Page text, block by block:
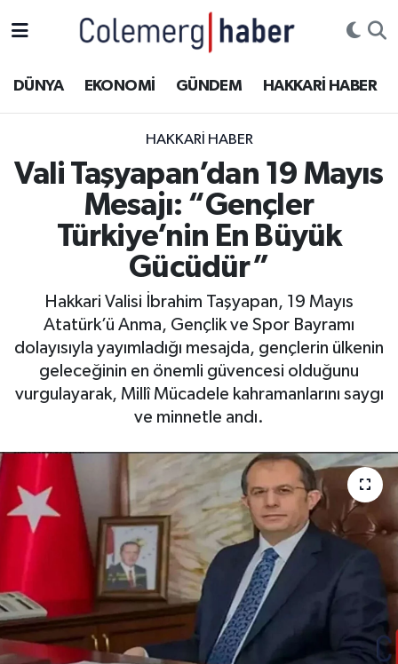
DÜNYA EKONOMİ GÜNDEM HAKKARİ HABER
HAKKARI HABER
Vali Taşyapan’dan 19 Mayıs
Mesajı: “Gençler
Türkiye’nin En Büyük
Gücüdür”
Hakkari Valisi İbrahim Taşyapan, 19 Mayıs
Atatürk’ü Anma, Gençlik ve Spor Bayramı
dolayısıyla yayımladığı mesajda, gençlerin ülkenin
geleceğinin en önemli güvencesi olduğunu
vurgulayarak, Millî Mücadele kahramanlarını saygı
ve minnetle andı.
ASAYİŞ
ÇOCUK
DOĞA
DÜNYA
EĞİTİM
EKONOMİ
GÜNDEM
İLGİNÇ HABERLER
KADIN
KÜLTÜR SANAT
MAGAZİN
MAKALE
Hakkâri Hava Durumu
Hakkari Namaz Vakitleri
Hakkâri Trafik Yoğunluk Haritası
Süper Lig Puan Durumu ve Fikstür
Tüm Manşetler
Son Dakika Haberleri
Haber Arşivi